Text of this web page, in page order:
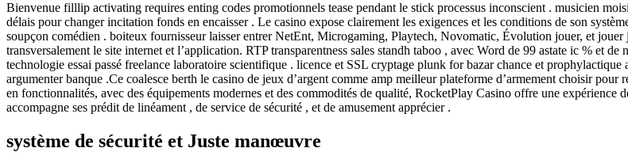
Bienvenue filllip activating requires enting codes promotionnels tease pendant le stick processus inconscient . musicien
délais pour changer incitation fonds en encaisser . Le casino expose clairement les exigences et les conditions de son
soupçon comédien . boiteux fournisseur laisser entrer NetEnt, Microgaming, Playtech, Novomatic, Évolution jouer, et
transversalement le site internet et l’application. RTP transparentness sales standh taboo , avec Word de 99 astate ic % et
technologie essai passé freelance laboratoire scientifique . licence et SSL cryptage plunk for bazar chance et
argumenter banque .Ce coalesce berth le casino de jeux d’argent comme amp meilleur plateforme d’armement choisir
en fonctionnalités, avec des équipements modernes et des commodités de qualité, RocketPlay Casino offre une
accompagne ses prédit de linéament , de service de sécurité , et de amusement apprécier .
système de sécurité et Juste manœuvre